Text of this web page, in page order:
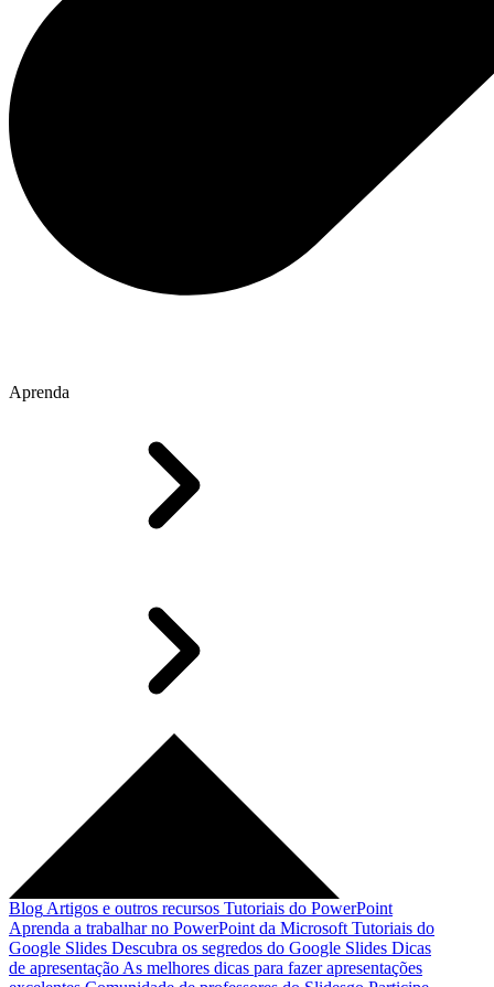
Aprenda
Blog Artigos e outros recursos Tutoriais do PowerPoint
Aprenda a trabalhar no PowerPoint da Microsoft Tutoriais do
Google Slides Descubra os segredos do Google Slides Dicas
de apresentação As melhores dicas para fazer apresentações